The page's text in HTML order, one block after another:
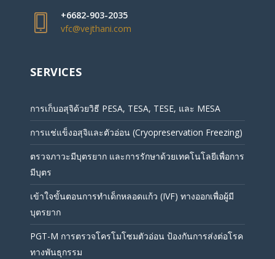
+6682-903-2035
vfc@vejthani.com
SERVICES
การเก็บอสุจิด้วยวิธี PESA, TESA, TESE, และ MESA
การแช่แข็งอสุจิและตัวอ่อน (Cryopreservation Freezing)
ตรวจภาวะมีบุตรยาก และการรักษาด้วยเทคโนโลยีเพื่อการ
มีบุตร
เข้าใจขั้นตอนการทำเด็กหลอดแก้ว (IVF) ทางออกเพื่อผู้มี
บุตรยาก
PGT-M การตรวจโครโมโซมตัวอ่อน ป้องกันการส่งต่อโรค
ทางพันธุกรรม